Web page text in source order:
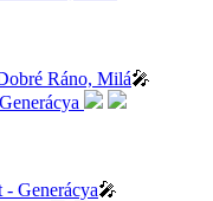
Ráno, Milá🎤
Generácya🎤